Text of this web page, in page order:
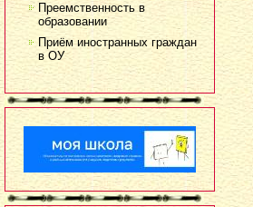
Преемственность в
образовании
Приём иностранных граждан
в ОУ